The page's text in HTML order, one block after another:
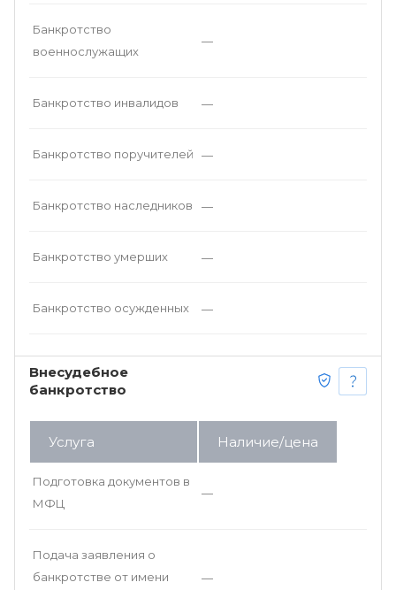
Банкротство
военнослужащих
—
Банкротство инвалидов —
Банкротство поручителей —
Банкротство наследников —
Банкротство умерших —
Банкротство осужденных —
Внесудебное
банкротство
Услуга Наличие/цена
Подготовка документов в
МФЦ
—
Подача заявления о
банкротстве от имени
—